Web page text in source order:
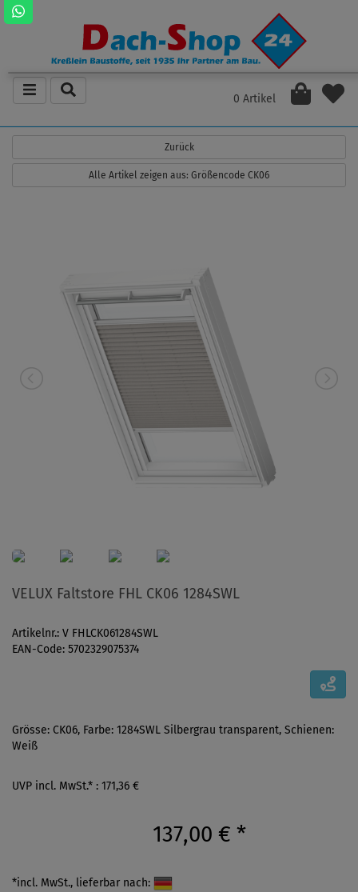
0 Artikel
Zurück
Alle Artikel zeigen aus: Größencode CK06
VELUX Faltstore FHL CK06 1284SWL
Artikelnr.: V FHLCK061284SWL
EAN-Code: 5702329075374
Grösse: CK06, Farbe: 1284SWL Silbergrau transparent, Schienen:
Weiß
UVP incl. MwSt.* : 171,36 €
137,00 € *
*incl. MwSt., lieferbar nach: